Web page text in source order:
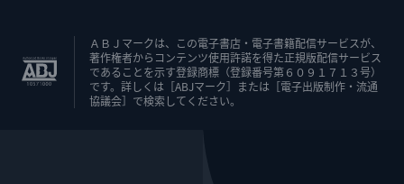
ＡＢＪマークは、この電子書店・電子書籍配信サービスが、
著作権者からコンテンツ使用許諾を得た正規版配信サービス
であることを示す登録商標（登録番号第６０９１７１３号）
です。詳しくは［ABJマーク］または［電子出版制作・流通
協議会］で検索してください。